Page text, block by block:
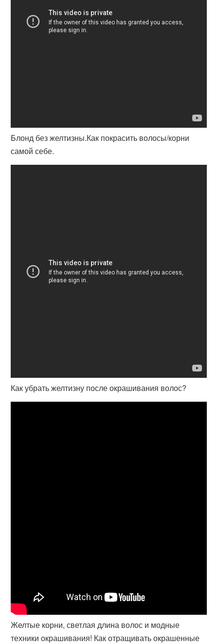
Блонд без желтизны.Как покрасить волосы/корни
самой себе.
Как убрать желтизну после окрашивания волос?
Желтые корни, светлая длина волос и модные
техники окрашивания! Как отращивать окрашенные